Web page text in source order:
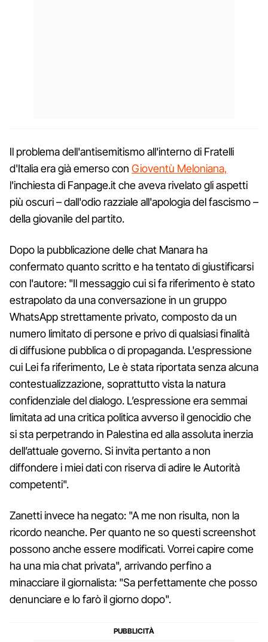
Il problema dell'antisemitismo all'interno di Fratelli
d'Italia era già emerso con Gioventù Meloniana,
l'inchiesta di Fanpage.it che aveva rivelato gli aspetti
più oscuri – dall'odio razziale all'apologia del fascismo –
della giovanile del partito.
Dopo la pubblicazione delle chat Manara ha
confermato quanto scritto e ha tentato di giustificarsi
con l'autore: "Il messaggio cui si fa riferimento è stato
estrapolato da una conversazione in un gruppo
WhatsApp strettamente privato, composto da un
numero limitato di persone e privo di qualsiasi finalità
di diffusione pubblica o di propaganda. L'espressione
cui Lei fa riferimento, Le è stata riportata senza alcuna
contestualizzazione, soprattutto vista la natura
confidenziale del dialogo. L’espressione era semmai
limitata ad una critica politica avverso il genocidio che
si sta perpetrando in Palestina ed alla assoluta inerzia
dell’attuale governo. Si invita pertanto a non
diffondere i miei dati con riserva di adire le Autorità
competenti".
Zanetti invece ha negato: "A me non risulta, non la
ricordo neanche. Per quanto ne so questi screenshot
possono anche essere modificati. Vorrei capire come
ha una mia chat privata", arrivando perfino a
minacciare il giornalista: "Sa perfettamente che posso
denunciare e lo farò il giorno dopo".